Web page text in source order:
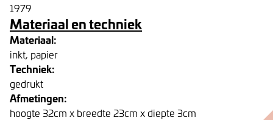
1979
Materiaal en techniek
Materiaal:
inkt, papier
Techniek:
gedrukt
Afmetingen:
hoogte 32cm x breedte 23cm x diepte 3cm